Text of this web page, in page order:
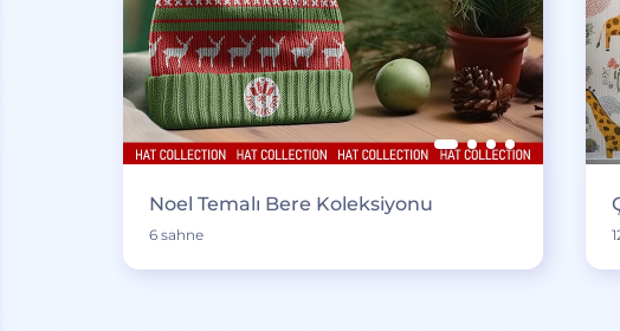
Noel Temalı Bere Koleksiyonu
6 sahne